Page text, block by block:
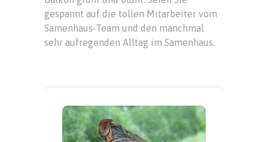
gespannt auf die tollen Mitarbeiter vom
Samenhaus-Team und den manchmal
sehr aufregenden Alltag im Samenhaus.